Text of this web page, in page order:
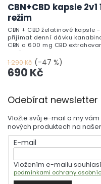
CBN+CBD kapsle
režim
1 290 Kč (-47 %)
690 Kč
CBN + CBD želatinové
přijímat denní dávku
CBN a 600 mg CBD
skvělou alternativou pro ty,
nechtějí přímo konzumovat
(1 kapsle = 10 mg CBN + 10
snadno zahrnout tyto
Odebírat newsletter
Vložte svůj e-mail a my
nových produktech na
E-mail
Vložením e-mailu
podmínkami ochrany